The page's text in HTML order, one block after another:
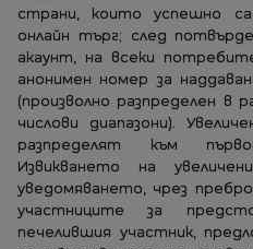
страни, които успешно
онлайн търг; след
акаунт, на всеки
анонимен номер за
(произволно разпределен в
числови диапазони).
разпределят към
Извикването на
уведомяването, чрез
участниците за
печелившия участник,